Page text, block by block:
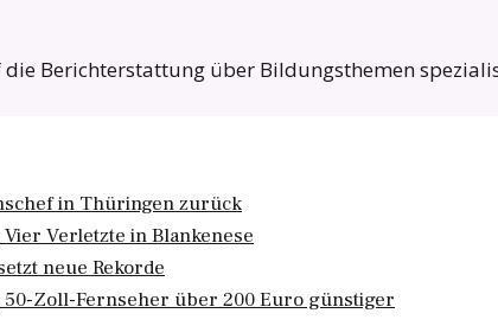
Berichterstattung über Bildungsthemen
in Thüringen zurück
Verletzte in Blankenese
neue Rekorde
50-Zoll-Fernseher über 200 Euro günstiger